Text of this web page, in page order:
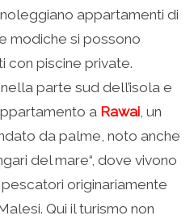
appartamenti di
modiche si possono
con piscine private.
parte sud dell’isola e
a Rawai, un
da palme, noto anche
del mare“, dove vivono
originariamente
Qui il turismo non